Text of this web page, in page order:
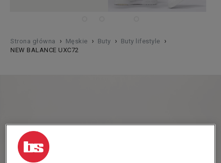
Strona główna › Męskie › Buty › Buty lifestyle ›
NEW BALANCE UXC72